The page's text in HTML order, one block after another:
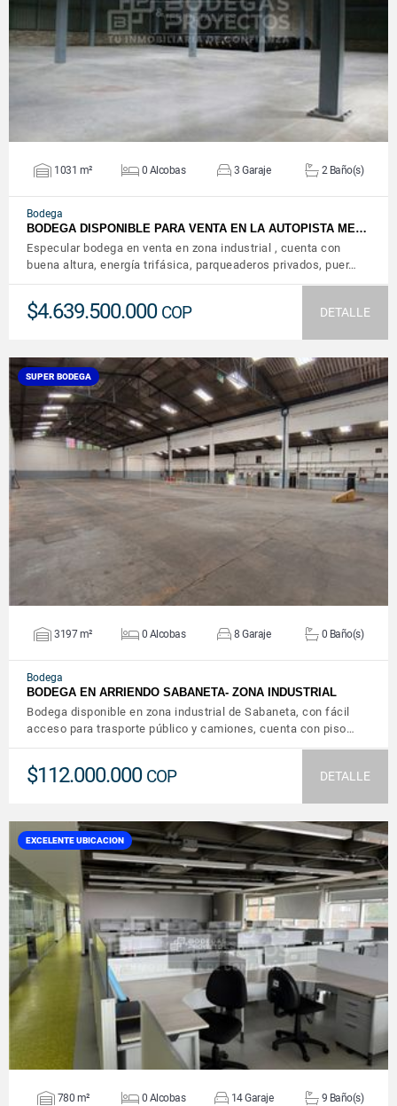
VER DETALLES
1031 m² 0 Alcobas 3 Garaje 2 Baño(s)
Bodega
BODEGA DISPONIBLE PARA VENTA EN LA AUTOPISTA ME…
Especular bodega en venta en zona industrial , cuenta con
buena altura, energía trifásica, parqueaderos privados, puer…
$4.639.500.000 COP DETALLE
SUPER BODEGA
VER DETALLES
3197 m² 0 Alcobas 8 Garaje 0 Baño(s)
Bodega
BODEGA EN ARRIENDO SABANETA- ZONA INDUSTRIAL
Bodega disponible en zona industrial de Sabaneta, con fácil
acceso para trasporte público y camiones, cuenta con piso…
$112.000.000 COP DETALLE
EXCELENTE UBICACION
VER DETALLES
780 m² 0 Alcobas 14 Garaje 9 Baño(s)